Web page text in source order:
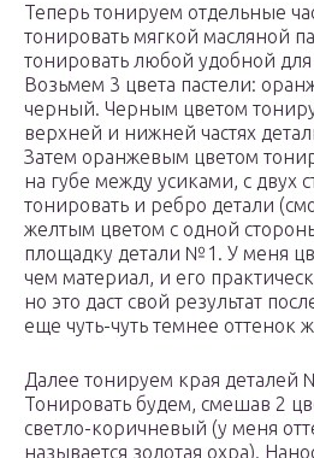
Теперь тонируем отдельные
тонировать мягкой масляной
тонировать любой удобной для
Возьмем 3 цвета пастели:
черный. Черным цветом
верхней и нижней частях
Затем оранжевым цветом
на губе между усиками, с двух
тонировать и ребро детали
желтым цветом с одной
площадку детали №1. У меня
чем материал, и его
но это даст свой результат
еще чуть-чуть темнее оттенок
Далее тонируем края
Тонировать будем, смешав 2
светло-коричневый (у меня
называется золотая охра).